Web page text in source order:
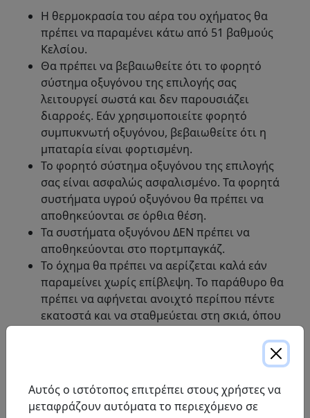
Η θερμοκρασία του αέρα του οχήματος θα
πρέπει να παραμένει κάτω από 51 βαθμούς
Κελσίου.
Θα πρέπει να βεβαιωθείτε ότι το φορητό
σύστημα οξυγόνου της επιλογής σας
λειτουργεί σωστά και δεν παρουσιάζει
διαρροές. Εάν χρησιμοποιείτε φορητό
συμπυκνωτή οξυγόνου, βεβαιωθείτε ότι η
μπαταρία είναι φορτισμένη.
Το φορητό σύστημα οξυγόνου της επιλογής
σας είναι ασφαλώς ασφαλισμένο. Τα φορητά
συστήματα υγρού οξυγόνου θα πρέπει να
αποθηκεύονται σε όρθια θέση.
Τα συστήματα οξυγόνου ΔΕΝ πρέπει να
αποθηκεύονται στο πορτμπαγκάζ.
Το όχημα θα πρέπει να αερίζεται καλά εάν
παραμείνει χωρίς επίβλεψη. Το παράθυρο θα
πρέπει να αφήνεται ανοιχτό περίπου πέντε
εκατοστά και να σταθμεύεται στη σκιά, όπου
Μην καπνίζετε ή κάνετε χρήση ατμιστικού
συστήματα οξυγόνου ή κατά τη χρήση
οξυγόνου· και
Μην χρησιμοποιείτε ή αποθηκεύετε εύφλεκτα
Αυτός ο ιστότοπος επιτρέπει στους χρήστες να
μεταφράζουν αυτόματα το περιεχόμενο σε